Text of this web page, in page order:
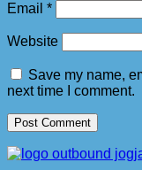
Email *
Website
Save my name,
next time I comment.